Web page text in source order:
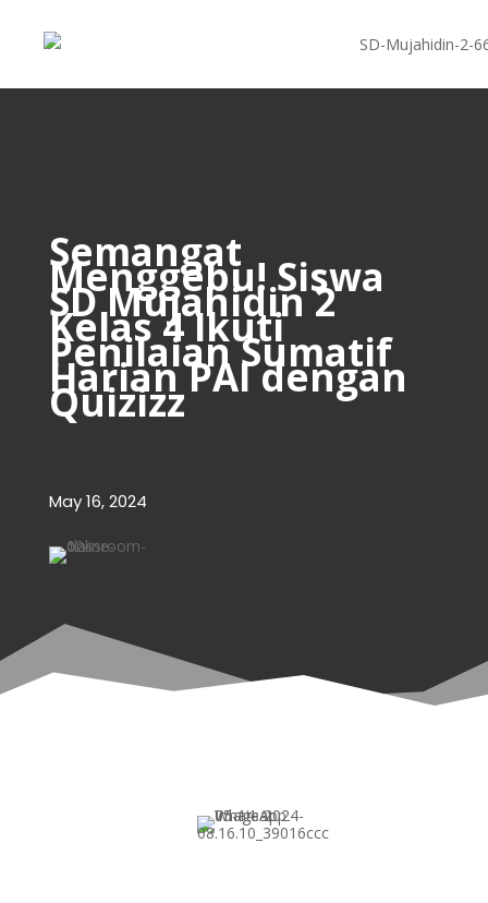
Semangat
Menggebu! Siswa
SD Mujahidin 2
Kelas 4 Ikuti
Penilaian Sumatif
Harian PAI dengan
Quizizz
May 16, 2024